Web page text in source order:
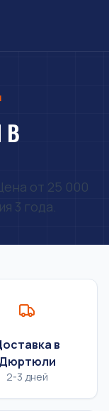
В
от 25 000
3 года.
в
Дюртюли
2-3 дней